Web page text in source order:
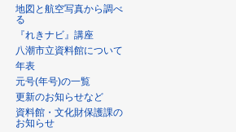
地図と航空写真から調べ
る
『れきナビ』講座
八潮市立資料館について
年表
元号(年号)の一覧
更新のお知らせなど
資料館・文化財保護課の
お知らせ